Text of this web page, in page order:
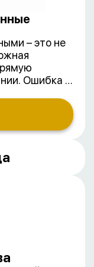
– это не
Ошибка в
сервисов.
ваш